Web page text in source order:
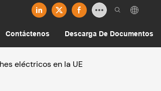
Contáctenos Descarga De Documentos
eléctricos en la UE